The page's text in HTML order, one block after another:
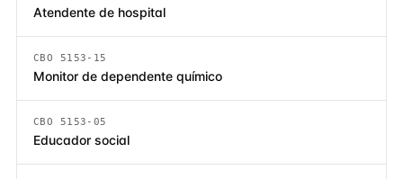
Atendente de hospital
CBO 5153-15
Monitor de dependente químico
CBO 5153-05
Educador social